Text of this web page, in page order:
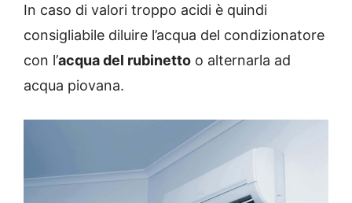
In caso di valori troppo acidi è quindi
consigliabile diluire l’acqua del condizionatore
con l’acqua del rubinetto o alternarla ad
acqua piovana.